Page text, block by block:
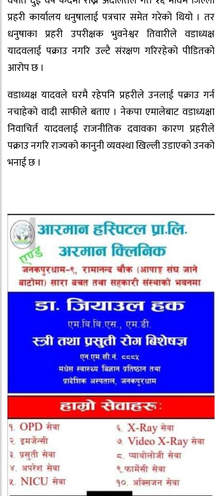
प्रहरी कार्यालय धनुषालाई पत्रचार समेत गरेको थियो । तर
धनुषाका प्रहरी उपरीक्षक भुवनेश्वर तिवारीले वडाध्यक्ष
यादवलाई पक्राउ नगरि उल्टै संरक्षण गरिरहेको पीडितको
आरोप छ ।
वडाध्यक्ष यादवले घरमै रहेपनि प्रहरीले उनलाई पक्राउ गर्न
नचाहेको वादी साफीले बताए । नेकपा एमालेबाट वडाध्यक्षा
निवाचिर्त यादवलाई राजनीतिक दवावका कारण प्रहरीले
पक्राउ नगरि राज्यको कानुनी व्यवस्था खिल्ली उडाएको उनको
भनाई छ ।